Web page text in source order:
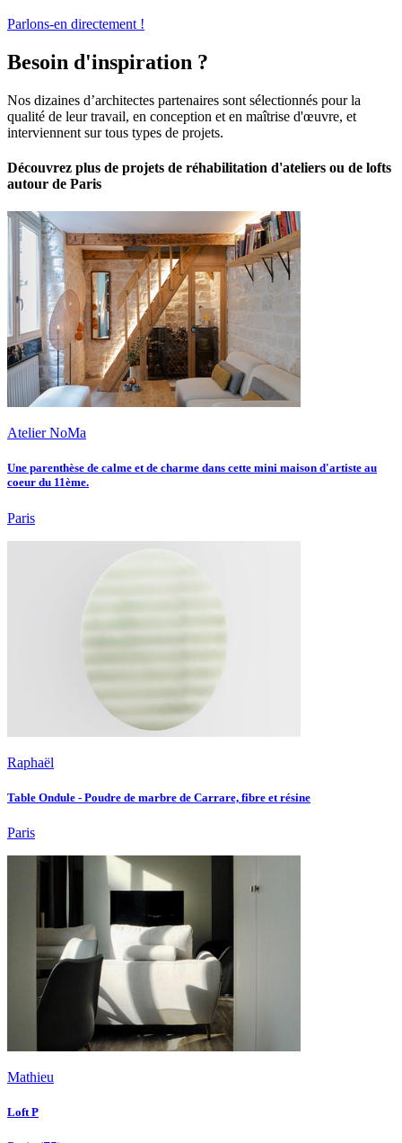
Parlons-en directement !
Besoin d'inspiration ?
Nos dizaines d’architectes partenaires sont sélectionnés pour la
qualité de leur travail, en conception et en maîtrise d'œuvre, et
interviennent sur tous types de projets.
Découvrez plus de projets de réhabilitation d'ateliers ou de lofts
autour de Paris
Atelier NoMa
Une parenthèse de calme et de charme dans cette mini maison d'artiste au
coeur du 11ème.
Paris
Raphaël
Table Ondule - Poudre de marbre de Carrare, fibre et résine
Paris
Mathieu
Loft P